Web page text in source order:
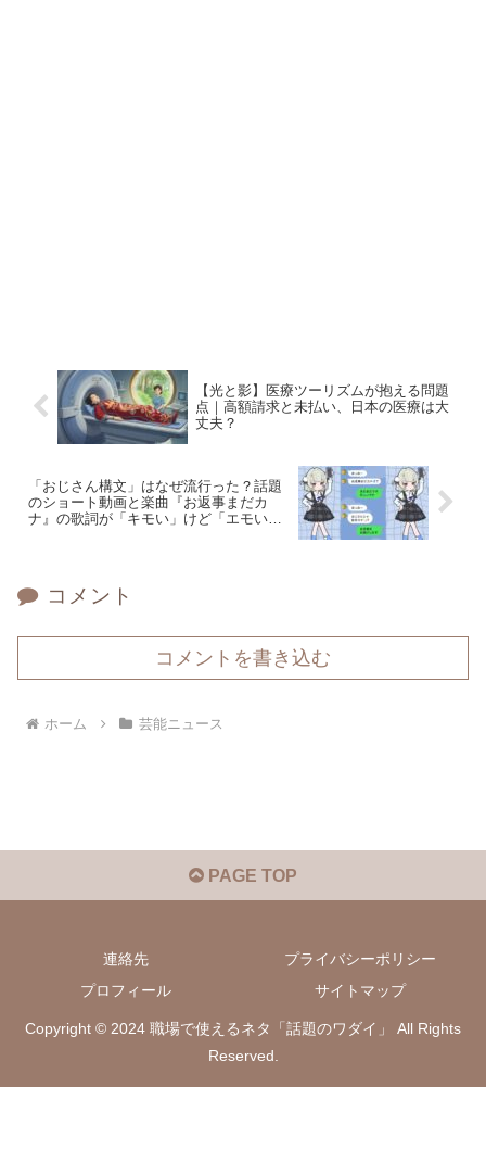
【光と影】医療ツーリズムが抱える問題
点｜高額請求と未払い、日本の医療は大
丈夫？
「おじさん構文」はなぜ流行った？話題
のショート動画と楽曲『お返事まだカ
ナ』の歌詞が「キモい」けど「エモい」
コメント
コメントを書き込む
ホーム 芸能ニュース
PAGE TOP
連絡先
プライバシーポリシー
プロフィール
サイトマップ
Copyright © 2024 職場で使えるネタ「話題のワダイ」 All Rights
Reserved.